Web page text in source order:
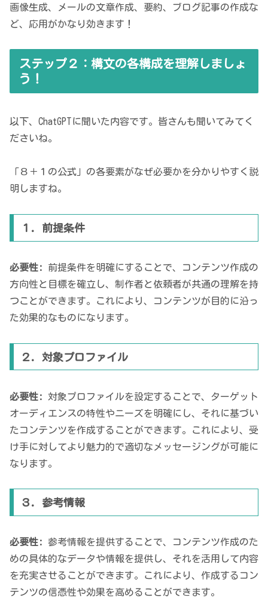
画像生成、メールの文章作成、要約、ブログ記事の作成な
ど、応用がかなり効きます！
ステップ２：構文の各構成を理解しましょ
う！
以下、ChatGPTに聞いた内容です。皆さんも聞いてみてく
ださいね。
「８＋１の公式」の各要素がなぜ必要かを分かりやすく説
明しますね。
１. 前提条件
必要性:
前提条件を明確にすることで、コンテンツ作成の
方向性と目標を確立し、制作者と依頼者が共通の理解を持
つことができます。これにより、コンテンツが目的に沿っ
た効果的なものになります。
２. 対象プロファイル
必要性:
対象プロファイルを設定することで、ターゲット
オーディエンスの特性やニーズを明確にし、それに基づい
たコンテンツを作成することができます。これにより、受
け手に対してより魅力的で適切なメッセージングが可能に
なります。
３. 参考情報
必要性:
参考情報を提供することで、コンテンツ作成のた
めの具体的なデータや情報を提供し、それを活用して内容
を充実させることができます。これにより、作成するコン
テンツの信憑性や効果を高めることができます。